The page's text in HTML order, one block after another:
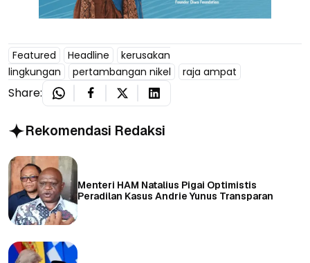
Featured Headline
kerusakan
lingkungan
pertambangan nikel raja ampat
Share:
Rekomendasi Redaksi
Menteri HAM Natalius Pigai Optimistis
Peradilan Kasus Andrie Yunus Transparan